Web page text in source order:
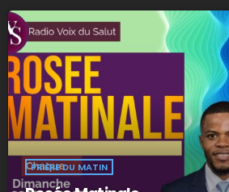
PRIÈRE DU MATIN